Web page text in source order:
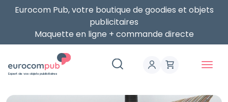
Eurocom Pub, votre boutique de goodies et objets
publicitaires
Maquette en ligne + commande directe
Expert de vos objets publicitaires